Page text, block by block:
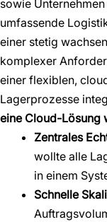
sowie
umfassende
einer stetig
komplexer
einer flexiblen,
Lagerprozesse
eine Cloud-Lösung
Zentrales
wollte alle
in einem
Schnelle